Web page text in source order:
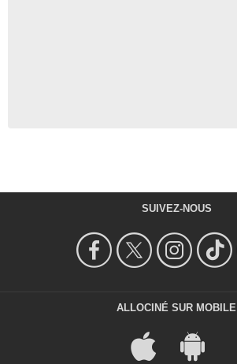
SUIVEZ-NOUS
ALLOCINÉ SUR MOBILE